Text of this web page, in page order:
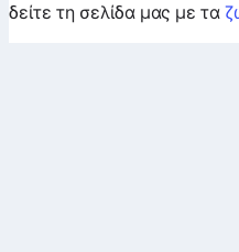
δείτε τη σελίδα μας με τα